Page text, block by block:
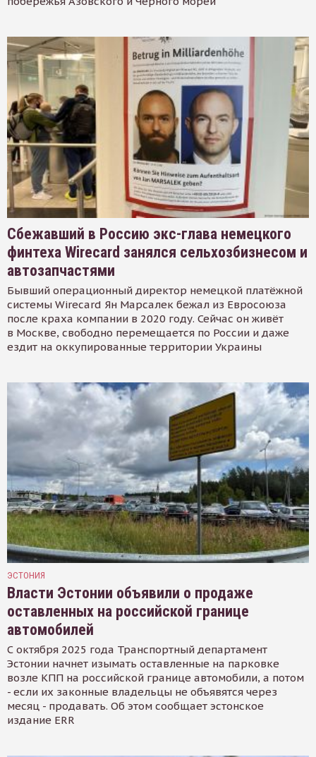
Сбежавший в Россию экс-глава немецкого
финтеха Wirecard занялся сельхозбизнесом и
автозапчастями
Бывший операционный директор немецкой платёжной
системы Wirecard Ян Марсалек бежал из Евросоюза
после краха компании в 2020 году. Сейчас он живёт
в Москве, свободно перемещается по России и даже
ездит на оккупированные территории Украины
ЭСТОНИЯ
Власти Эстонии объявили о продаже
оставленных на российской границе
автомобилей
С октября 2025 года Транспортный департамент
Эстонии начнет изымать оставленные на парковке
возле КПП на российской границе автомобили, а потом
- если их законные владельцы не объявятся через
месяц - продавать. Об этом сообщает эстонское
издание ERR